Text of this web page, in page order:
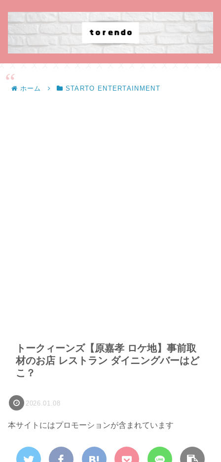
ホーム STARTO ENTERTAINMENT
トークィーンズ【原嘉孝 ロケ地】事前取
材のお店 レストラン ダイニングバーはど
こ？
2026.01.08
本サイトにはプロモーションが含まれています